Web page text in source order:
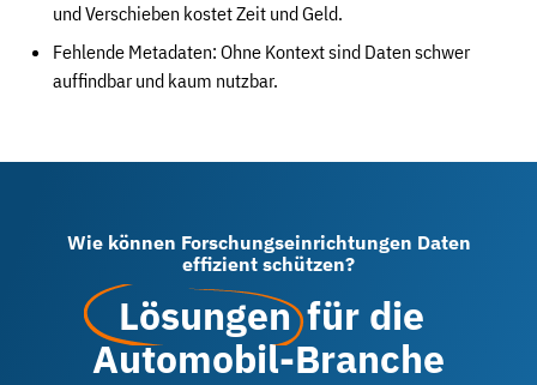
und Verschieben kostet Zeit und Geld.
Fehlende Metadaten: Ohne Kontext sind Daten schwer
auffindbar und kaum nutzbar.
Wie können Forschungseinrichtungen Daten
effizient schützen?
Lösungenfür die
Automobil-Branche